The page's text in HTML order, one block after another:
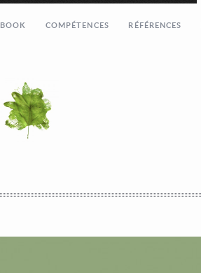
BOOK COMPÉTENCES RÉFÉRENCES